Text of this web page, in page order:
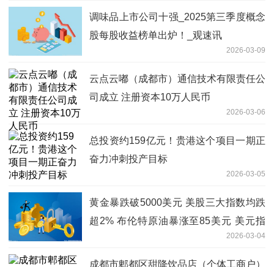
调味品上市公司十强_2025第三季度概念
股每股收益榜单出炉！_观速讯
2026-03-09
云点云嘟（成都市）通信技术有限责任公
司成立 注册资本10万人民币
2026-03-06
总投资约159亿元！贵港这个项目一期正
奋力冲刺投产目标
2026-03-05
黄金暴跌破5000美元 美股三大指数均跌
超2% 布伦特原油暴涨至85美元 美元指
2026-03-04
成都市郫都区甜降饮品店（个体工商户）